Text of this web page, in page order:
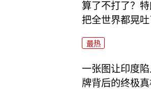
算了不打了？特
把全世界都晃吐
最热
一张图让印度
牌背后的终极真